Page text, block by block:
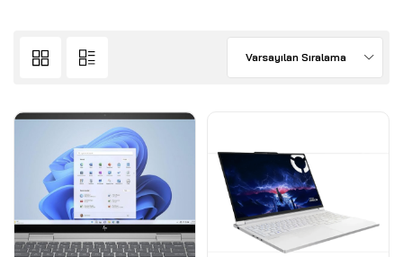
Varsayılan Sıralama